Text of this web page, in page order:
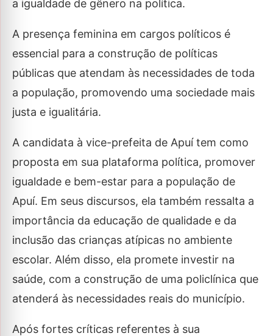
a igualdade de gênero na política.
A presença feminina em cargos políticos é
essencial para a construção de políticas
públicas que atendam às necessidades de toda
a população, promovendo uma sociedade mais
justa e igualitária.
A candidata à vice-prefeita de Apuí tem como
proposta em sua plataforma política, promover
igualdade e bem-estar para a população de
Apuí. Em seus discursos, ela também ressalta a
importância da educação de qualidade e da
inclusão das crianças atípicas no ambiente
escolar. Além disso, ela promete investir na
saúde, com a construção de uma policlínica que
atenderá às necessidades reais do município.
Após fortes críticas referentes à sua